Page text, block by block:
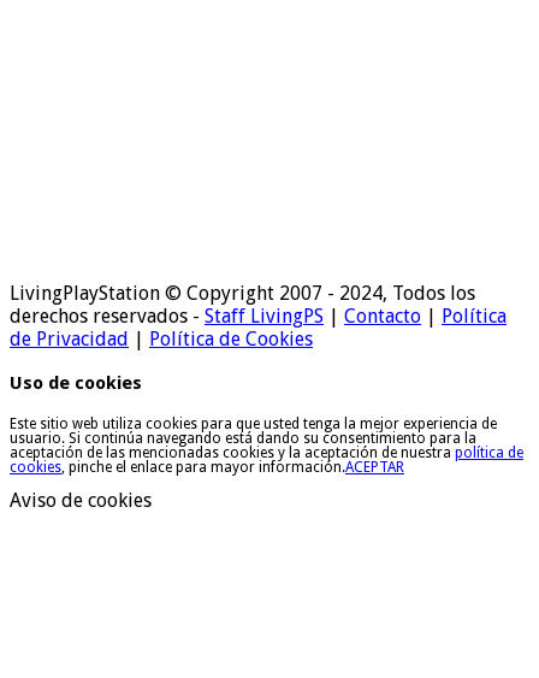
LivingPlayStation © Copyright 2007 - 2024, Todos los
derechos reservados - Staff LivingPS Contacto
Política
de Privacidad
Política de Cookies
Uso de cookies
Este sitio web utiliza cookies para que usted tenga la mejor experiencia de
usuario. Si continúa navegando está dando su consentimiento para la
aceptación de las mencionadas cookies y la aceptación de nuestra política de
cookies, pinche el enlace para mayor información.ACEPTAR
Aviso de cookies